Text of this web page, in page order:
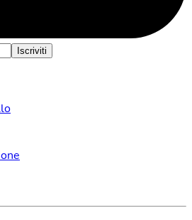
Iscriviti